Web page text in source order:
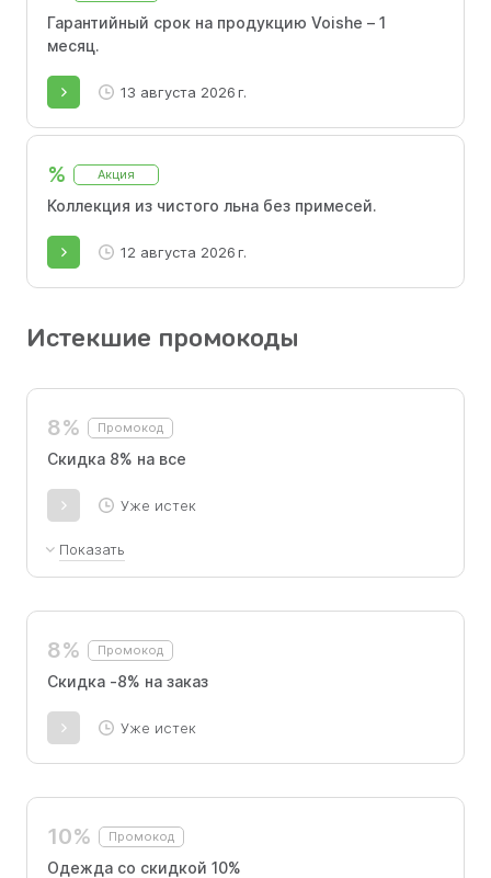
Гарантийный срок на продукцию Voishe – 1
месяц.
13 августа 2026 г.
% Акция
Коллекция из чистого льна без примесей.
12 августа 2026 г.
Истекшие промокоды
8% Промокод
Скидка 8% на все
Уже истек
Показать
другими акциями и предложениями.
8% Промокод
Скидка -8% на заказ
Уже истек
10% Промокод
Одежда со скидкой 10%